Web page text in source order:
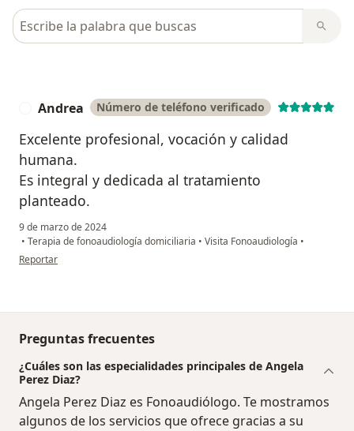
Busca en opiniones
Andrea Número de teléfono verificado
Excelente profesional, vocación y calidad
humana.
Es integral y dedicada al tratamiento
planteado.
9 de marzo de 2024
• Terapia de fonoaudiología domiciliaria • Visita Fonoaudiología •
en opinión del usuario Andrea
Reportar
Preguntas frecuentes
¿Cuáles son las especialidades principales de Angela
Perez Diaz?
Angela Perez Diaz es Fonoaudiólogo. Te mostramos
algunos de los servicios que ofrece gracias a su